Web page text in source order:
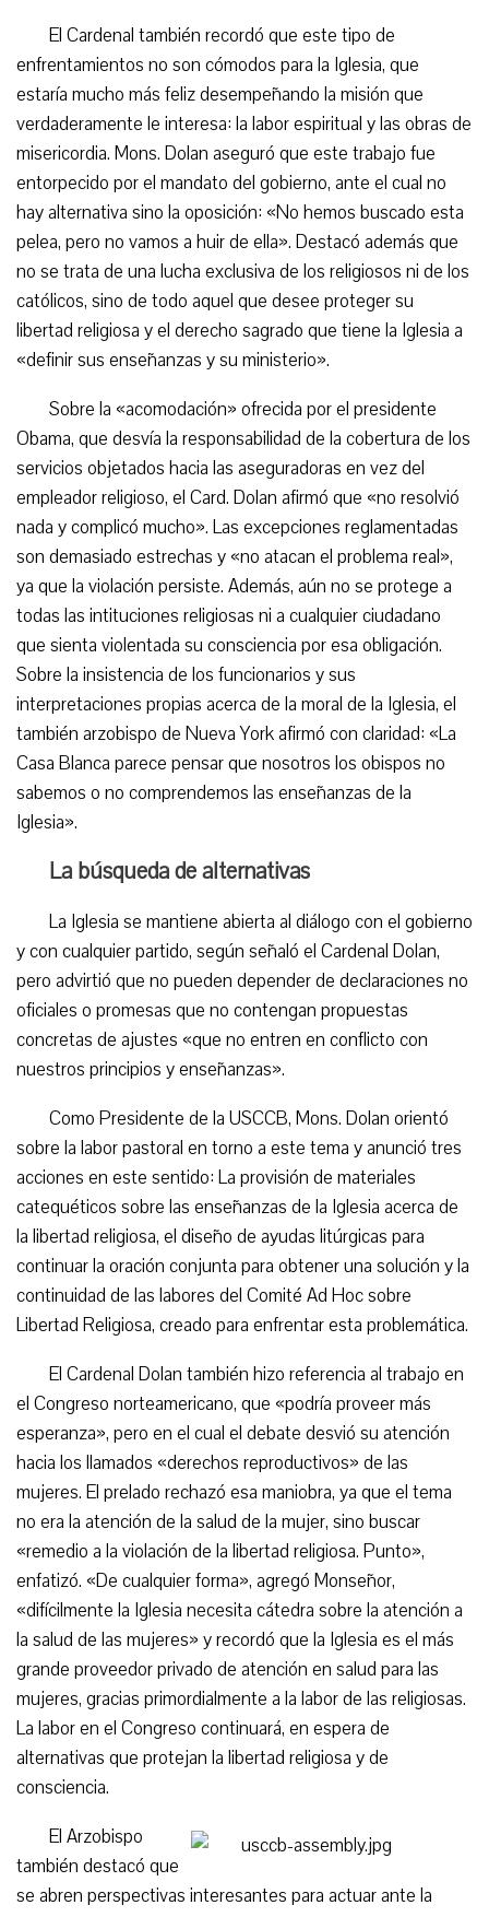
El Cardenal también recordó que este tipo de
enfrentamientos no son cómodos para la Iglesia, que
estaría mucho más feliz desempeñando la misión que
verdaderamente le interesa: la labor espiritual y las obras de
misericordia. Mons. Dolan aseguró que este trabajo fue
entorpecido por el mandato del gobierno, ante el cual no
hay alternativa sino la oposición: «No hemos buscado esta
pelea, pero no vamos a huir de ella». Destacó además que
no se trata de una lucha exclusiva de los religiosos ni de los
católicos, sino de todo aquel que desee proteger su
libertad religiosa y el derecho sagrado que tiene la Iglesia a
«definir sus enseñanzas y su ministerio».
Sobre la «acomodación» ofrecida por el presidente
Obama, que desvía la responsabilidad de la cobertura de los
servicios objetados hacia las aseguradoras en vez del
empleador religioso, el Card. Dolan afirmó que «no resolvió
nada y complicó mucho». Las excepciones reglamentadas
son demasiado estrechas y «no atacan el problema real»,
ya que la violación persiste. Además, aún no se protege a
todas las intituciones religiosas ni a cualquier ciudadano
que sienta violentada su consciencia por esa obligación.
Sobre la insistencia de los funcionarios y sus
interpretaciones propias acerca de la moral de la Iglesia, el
también arzobispo de Nueva York afirmó con claridad: «La
Casa Blanca parece pensar que nosotros los obispos no
sabemos o no comprendemos las enseñanzas de la
Iglesia».
La búsqueda de alternativas
La Iglesia se mantiene abierta al diálogo con el gobierno
y con cualquier partido, según señaló el Cardenal Dolan,
pero advirtió que no pueden depender de declaraciones no
oficiales o promesas que no contengan propuestas
concretas de ajustes «que no entren en conflicto con
nuestros principios y enseñanzas».
Como Presidente de la USCCB, Mons. Dolan orientó
sobre la labor pastoral en torno a este tema y anunció tres
acciones en este sentido: La provisión de materiales
catequéticos sobre las enseñanzas de la Iglesia acerca de
la libertad religiosa, el diseño de ayudas litúrgicas para
continuar la oración conjunta para obtener una solución y la
continuidad de las labores del Comité Ad Hoc sobre
Libertad Religiosa, creado para enfrentar esta problemática.
El Cardenal Dolan también hizo referencia al trabajo en
el Congreso norteamericano, que «podría proveer más
esperanza», pero en el cual el debate desvió su atención
hacia los llamados «derechos reproductivos» de las
mujeres. El prelado rechazó esa maniobra, ya que el tema
no era la atención de la salud de la mujer, sino buscar
«remedio a la violación de la libertad religiosa. Punto»,
enfatizó. «De cualquier forma», agregó Monseñor,
«difícilmente la Iglesia necesita cátedra sobre la atención a
la salud de las mujeres» y recordó que la Iglesia es el más
grande proveedor privado de atención en salud para las
mujeres, gracias primordialmente a la labor de las religiosas.
La labor en el Congreso continuará, en espera de
alternativas que protejan la libertad religiosa y de
consciencia.
El Arzobispo
también destacó que
se abren perspectivas interesantes para actuar ante la